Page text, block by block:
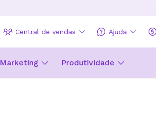
Central de vendas Ajuda
Marketing Produtividade